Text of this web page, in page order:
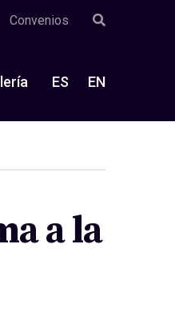
Convenios
ES EN
a la